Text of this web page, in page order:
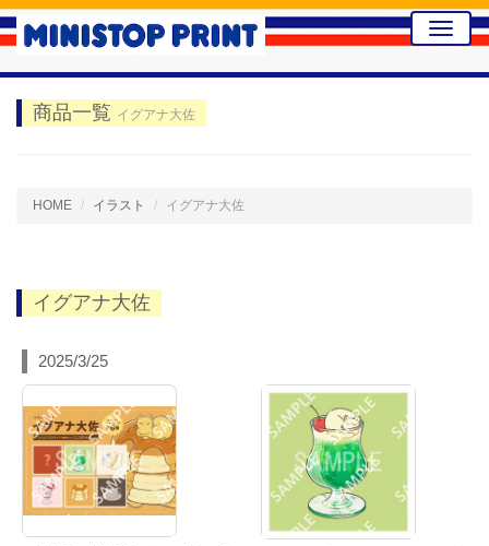
Toggle
商品一覧 イグアナ大佐
HOME イラスト イグアナ大佐
イグアナ大佐
2025/3/25